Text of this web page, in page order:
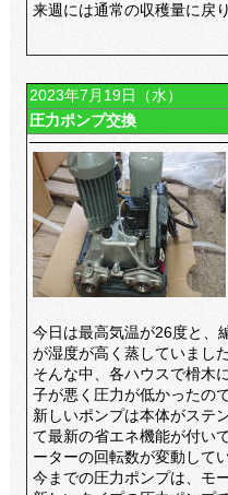
来週には通常の収穫量に戻
2023年7月19日（水）
圧力ポンプ交換
今日は最高気温が26度と、
が湿度が高く蒸していました
そんな中、各ハウスで榾木
子が悪く圧力が低かったの
新しいポンプは本体がステ
て最新の省エネ機能が付い
ーターの回転数が変動して
今までの圧力ポンプは、モ